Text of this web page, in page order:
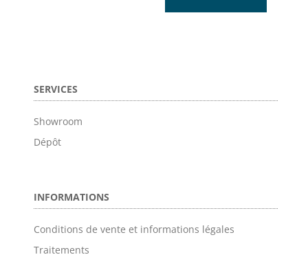
SERVICES
Showroom
Dépôt
INFORMATIONS
Conditions de vente et informations légales
Traitements